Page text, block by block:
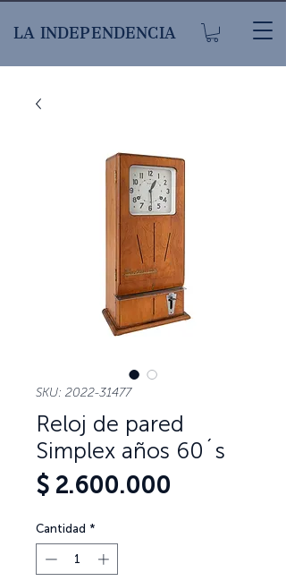
LA INDEPENDENCIA
SKU: 2022-31477
Reloj de pared
Simplex años 60´s
$ 2.600.000
Cantidad *